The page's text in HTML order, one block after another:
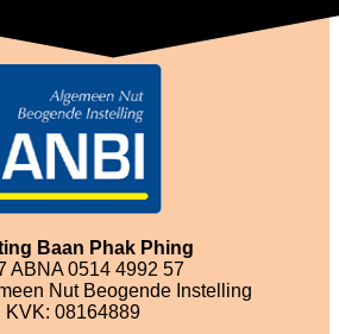
Baan Phak Phing
ABNA 0514 4992 57
Nut Beogende Instelling
KVK: 08164889